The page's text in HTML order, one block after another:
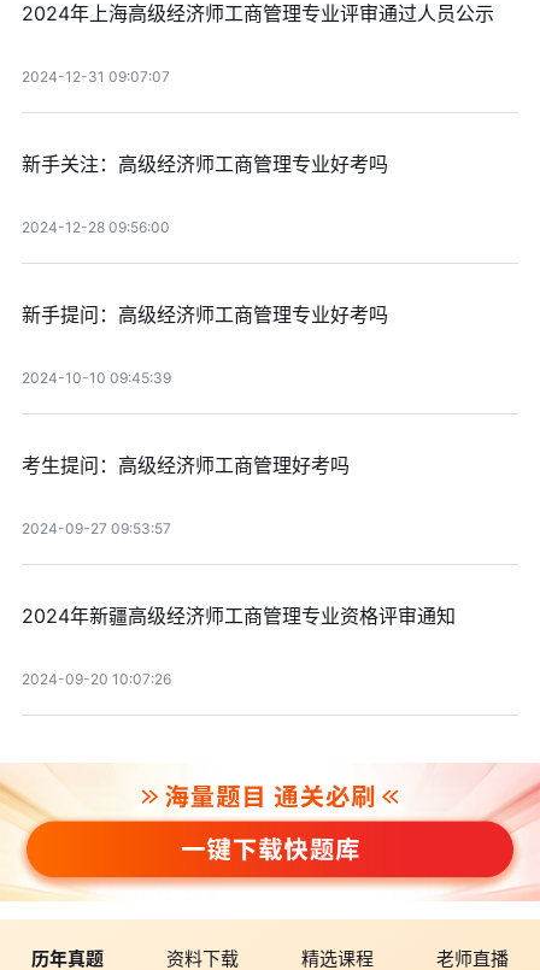
2024年上海高级经济师工商管理专业评审通过人员公示
2024-12-31 09:07:07
新手关注：高级经济师工商管理专业好考吗
2024-12-28 09:56:00
新手提问：高级经济师工商管理专业好考吗
2024-10-10 09:45:39
考生提问：高级经济师工商管理好考吗
2024-09-27 09:53:57
2024年新疆高级经济师工商管理专业资格评审通知
2024-09-20 10:07:26
历年真题 资料下载 精选课程 老师直播